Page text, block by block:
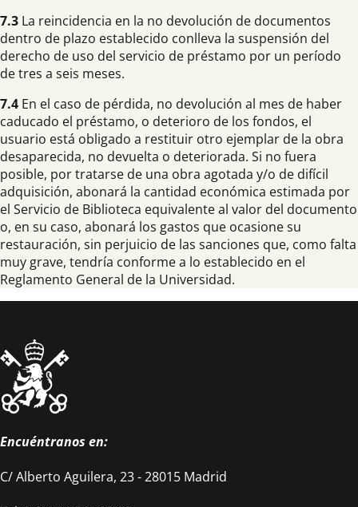
7.3 La reincidencia en la no devolución de documentos
dentro de plazo establecido conlleva la suspensión del
derecho de uso del servicio de préstamo por un período
de tres a seis meses.
7.4 En el caso de pérdida, no devolución al mes de haber
caducado el préstamo, o deterioro de los fondos, el
usuario está obligado a restituir otro ejemplar de la obra
desaparecida, no devuelta o deteriorada. Si no fuera
posible, por tratarse de una obra agotada y/o de difícil
adquisición, abonará la cantidad económica estimada por
el Servicio de Biblioteca equivalente al valor del documento
o, en su caso, abonará los gastos que ocasione su
restauración, sin perjuicio de las sanciones que, como falta
muy grave, tendría conforme a lo establecido en el
Reglamento General de la Universidad.
Encuéntranos en:
C/ Alberto Aguilera, 23 - 28015 Madrid